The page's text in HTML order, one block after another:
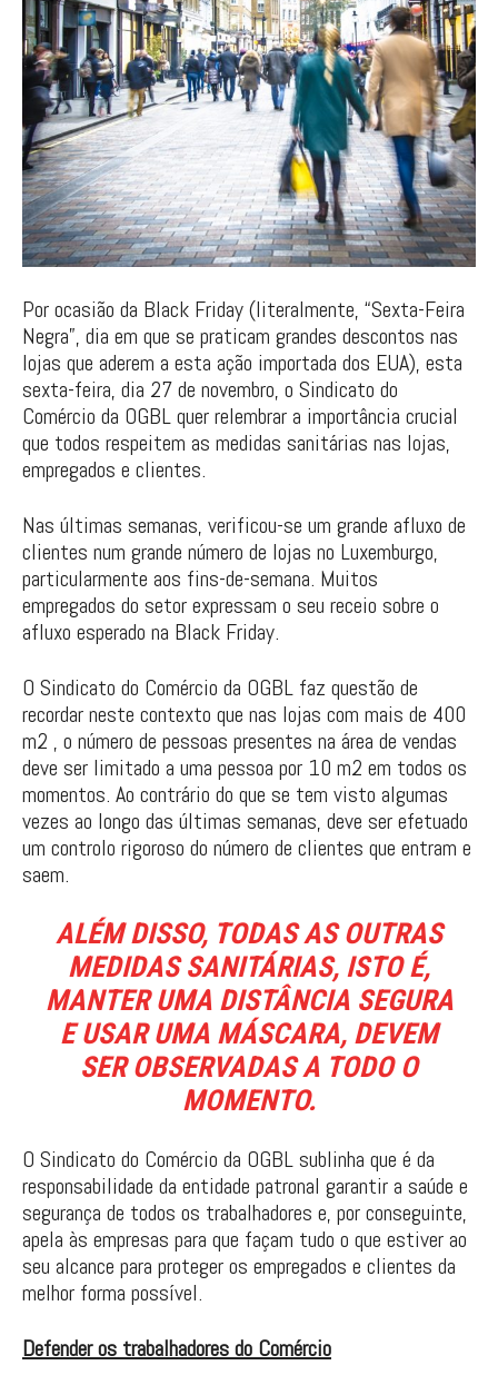
Por ocasião da Black Friday (literalmente, “Sexta-Feira
Negra”, dia em que se praticam grandes descontos nas
lojas que aderem a esta ação importada dos EUA), esta
sexta-feira, dia 27 de novembro, o Sindicato do
Comércio da OGBL quer relembrar a importância crucial
que todos respeitem as medidas sanitárias nas lojas,
empregados e clientes.
Nas últimas semanas, verificou-se um grande afluxo de
clientes num grande número de lojas no Luxemburgo,
particularmente aos fins-de-semana. Muitos
empregados do setor expressam o seu receio sobre o
afluxo esperado na Black Friday.
O Sindicato do Comércio da OGBL faz questão de
recordar neste contexto que nas lojas com mais de 400
m2 , o número de pessoas presentes na área de vendas
deve ser limitado a uma pessoa por 10 m2 em todos os
momentos. Ao contrário do que se tem visto algumas
vezes ao longo das últimas semanas, deve ser efetuado
um controlo rigoroso do número de clientes que entram e
saem.
ALÉM DISSO, TODAS AS OUTRAS
MEDIDAS SANITÁRIAS, ISTO É,
MANTER UMA DISTÂNCIA SEGURA
E USAR UMA MÁSCARA, DEVEM
SER OBSERVADAS A TODO O
MOMENTO.
O Sindicato do Comércio da OGBL sublinha que é da
responsabilidade da entidade patronal garantir a saúde e
segurança de todos os trabalhadores e, por conseguinte,
apela às empresas para que façam tudo o que estiver ao
seu alcance para proteger os empregados e clientes da
melhor forma possível.
Defender os trabalhadores do Comércio